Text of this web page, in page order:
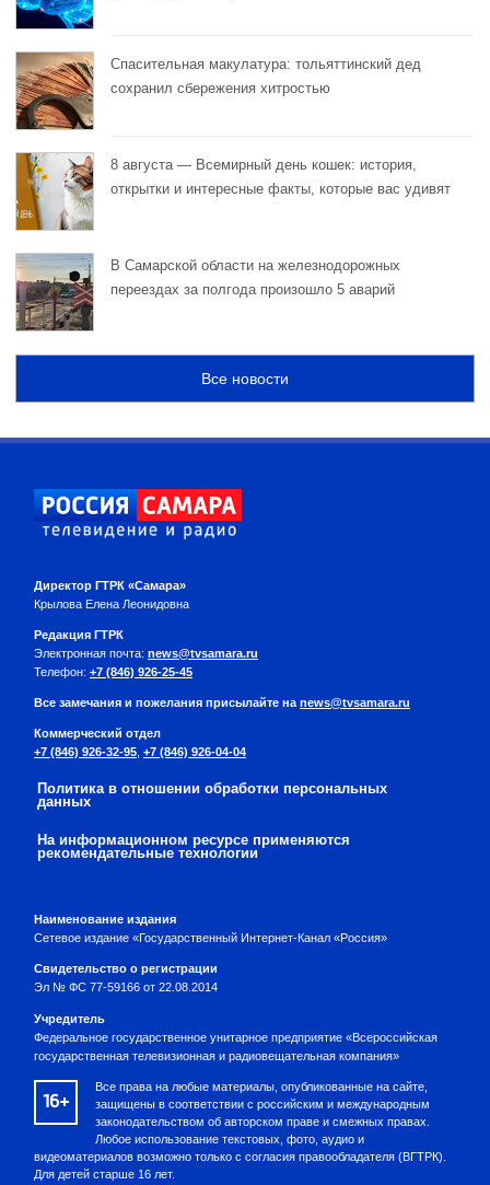
Спасительная макулатура: тольяттинский дед
сохранил сбережения хитростью
8 августа — Всемирный день кошек: история,
открытки и интересные факты, которые вас удивят
В Самарской области на железнодорожных
переездах за полгода произошло 5 аварий
Все новости
Директор ГТРК «Самара»
Крылова Елена Леонидовна
Редакция ГТРК
Электронная почта: news@tvsamara.ru
Телефон: +7 (846) 926-25-45
Все замечания и пожелания присылайте на news@tvsamara.ru
Коммерческий отдел
+7 (846) 926-32-95 +7 (846) 926-04-04
Политика в отношении обработки персональных
данных
На информационном ресурсе применяются
рекомендательные технологии
Наименование издания
Сетевое издание «Государственный Интернет-Канал «Россия»
Свидетельство о регистрации
Эл № ФС 77-59166 от 22.08.2014
Учредитель
Федеральное государственное унитарное предприятие «Всероссийская
государственная телевизионная и радиовещательная компания»
16+
Все права на любые материалы, опубликованные на сайте,
защищены в соответствии с российским и международным
законодательством об авторском праве и смежных правах.
Любое использование текстовых, фото, аудио и
видеоматериалов возможно только с согласия правообладателя (ВГТРК).
Для детей старше 16 лет.